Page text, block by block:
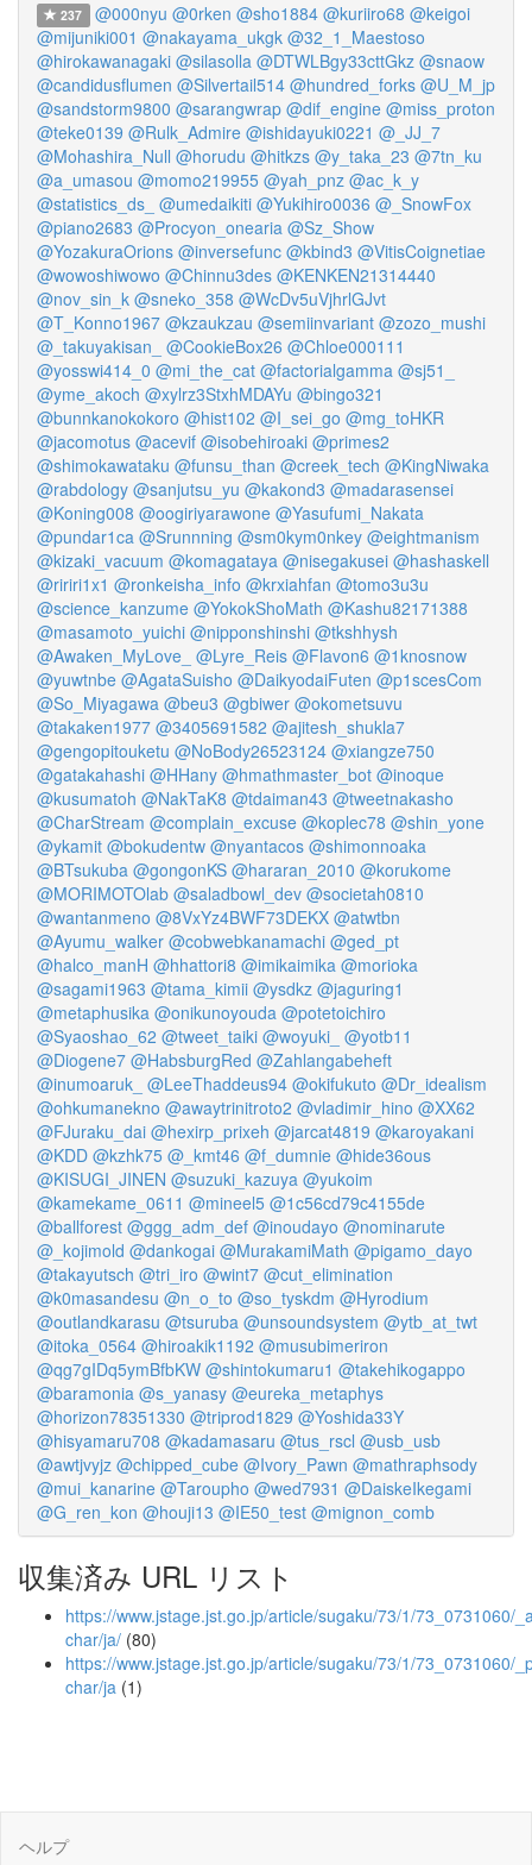
237 @000nyu @0rken @sho1884 @kuriiro68 @keigoi
@mijuniki001 @nakayama_ukgk @32_1_Maestoso
@hirokawanagaki @silasolla @DTWLBgy33cttGkz @snaow
@candidusflumen @Silvertail514 @hundred_forks @U_M_jp
@sandstorm9800 @sarangwrap @dif_engine @miss_proton
@teke0139 @Rulk_Admire @ishidayuki0221 @_JJ_7
@Mohashira_Null @horudu @hitkzs @y_taka_23 @7tn_ku
@a_umasou @momo219955 @yah_pnz @ac_k_y
@statistics_ds_ @umedaikiti @Yukihiro0036 @_SnowFox
@piano2683 @Procyon_onearia @Sz_Show
@YozakuraOrions @inversefunc @kbind3 @VitisCoignetiae
@wowoshiwowo @Chinnu3des @KENKEN21314440
@nov_sin_k @sneko_358 @WcDv5uVjhrlGJvt
@T_Konno1967 @kzaukzau @semiinvariant @zozo_mushi
@_takuyakisan_
@CookieBox26 @Chloe000111
@yosswi414_0 @mi_the_cat @factorialgamma @sj51_
@yme_akoch @xylrz3StxhMDAYu @bingo321
@bunnkanokokoro @hist102 @I_sei_go @mg_toHKR
@jacomotus @acevif @isobehiroaki @primes2
@shimokawataku @funsu_than @creek_tech @KingNiwaka
@rabdology @sanjutsu_yu @kakond3 @madarasensei
@Koning008 @oogiriyarawone @Yasufumi_Nakata
@pundar1ca @Srunnning @sm0kym0nkey @eightmanism
@kizaki_vacuum @komagataya @nisegakusei @hashaskell
@ririri1x1 @ronkeisha_info @krxiahfan @tomo3u3u
@science_kanzume @YokokShoMath @Kashu82171388
@masamoto_yuichi @nipponshinshi @tkshhysh
@Awaken_MyLove_ @Lyre_Reis @Flavon6 @1knosnow
@yuwtnbe @AgataSuisho @DaikyodaiFuten @p1scesCom
@So_Miyagawa @beu3 @gbiwer @okometsuvu
@takaken1977 @3405691582 @ajitesh_shukla7
@gengopitouketu @NoBody26523124 @xiangze750
@gatakahashi @HHany @hmathmaster_bot @inoque
@kusumatoh @NakTaK8 @tdaiman43 @tweetnakasho
@CharStream @complain_excuse @koplec78 @shin_yone
@ykamit @bokudentw @nyantacos @shimonnoaka
@BTsukuba @gongonKS @hararan_2010 @korukome
@MORIMOTOlab @saladbowl_dev @societah0810
@wantanmeno @8VxYz4BWF73DEKX @atwtbn
@Ayumu_walker @cobwebkanamachi @ged_pt
@halco_manH @hhattori8 @imikaimika @morioka
@sagami1963 @tama_kimii @ysdkz @jaguring1
@metaphusika @onikunoyouda @potetoichiro
@Syaoshao_62 @tweet_taiki @woyuki_ @yotb11
@Diogene7 @HabsburgRed @Zahlangabeheft
@inumoaruk_ @LeeThaddeus94 @okifukuto @Dr_idealism
@ohkumanekno @awaytrinitroto2 @vladimir_hino @XX62
@FJuraku_dai @hexirp_prixeh @jarcat4819 @karoyakani
@KDD @kzhk75 @_kmt46 @f_dumnie @hide36ous
@KISUGI_JINEN @suzuki_kazuya @yukoim
@kamekame_0611 @mineel5 @1c56cd79c4155de
@ballforest @ggg_adm_def @inoudayo @nominarute
@_kojimold @dankogai @MurakamiMath @pigamo_dayo
@takayutsch @tri_iro @wint7 @cut_elimination
@k0masandesu @n_o_to @so_tyskdm @Hyrodium
@outlandkarasu @tsuruba @unsoundsystem @ytb_at_twt
@itoka_0564 @hiroakik1192 @musubimeriron
@qg7gIDq5ymBfbKW @shintokumaru1 @takehikogappo
@baramonia @s_yanasy @eureka_metaphys
@horizon78351330 @triprod1829 @Yoshida33Y
@hisyamaru708 @kadamasaru @tus_rscl @usb_usb
@awtjvyjz @chipped_cube @Ivory_Pawn @mathraphsody
@mui_kanarine @Taroupho @wed7931 @DaiskeIkegami
@G_ren_kon @houji13 @IE50_test @mignon_comb
収集済み URL リスト
https://www.jstage.jst.go.jp/article/sugaku/73/1/73_0731060/
char/ja/ (80)
https://www.jstage.jst.go.jp/article/sugaku/73/1/73_0731060/
char/ja (1)
ヘルプ